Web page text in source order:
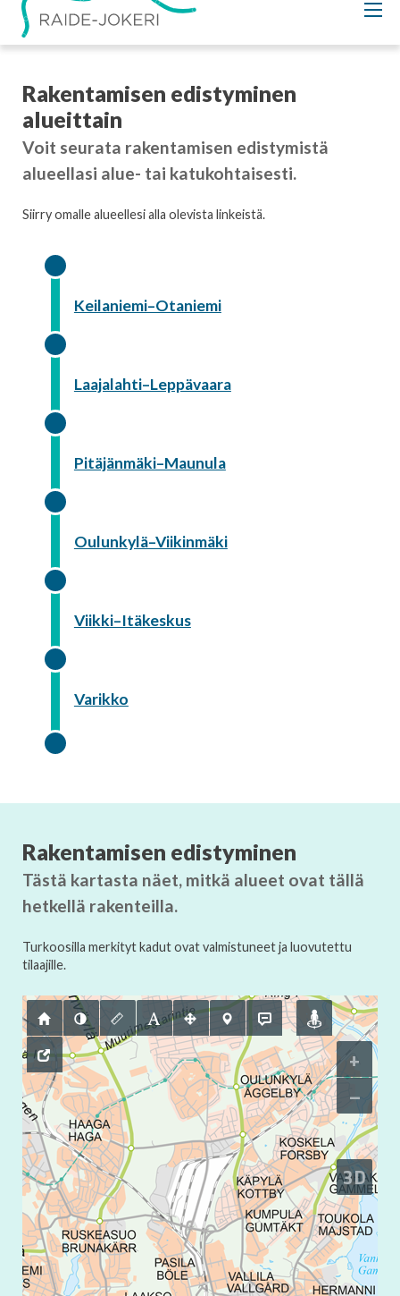
Rakentamisen edistyminen
alueittain
Voit seurata rakentamisen edistymistä
alueellasi alue- tai katukohtaisesti.
Siirry omalle alueellesi alla olevista linkeistä.
Keilaniemi–Otaniemi
Laajalahti–Leppävaara
Pitäjänmäki–Maunula
Oulunkylä–Viikinmäki
Viikki–Itäkeskus
Varikko
Rakentamisen edistyminen
Tästä kartasta näet, mitkä alueet ovat tällä
hetkellä rakenteilla.
Turkoosilla merkityt kadut ovat valmistuneet ja luovutettu
tilaajille.